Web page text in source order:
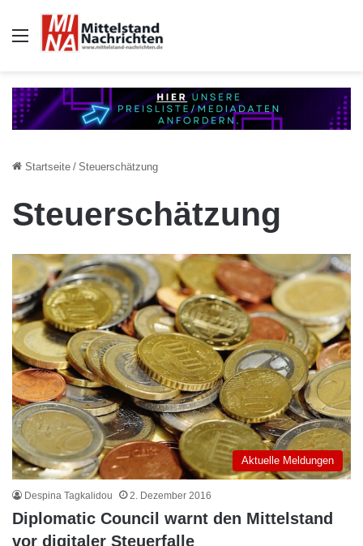
Auswahl
Startseite / Steuerschätzung
Steuerschätzung
Aktuelle Meldungen
Despina Tagkalidou 2. Dezember 2016
Diplomatic Council warnt den Mittelstand
vor digitaler Steuerfalle